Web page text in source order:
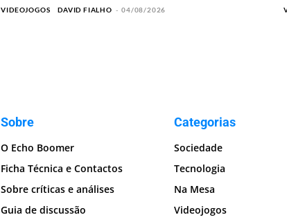
VIDEOJOGOS DAVID FIALHO - 04/08/2026
Sobre
O Echo Boomer
Ficha Técnica e Contactos
Sobre críticas e análises
Guia de discussão
Categorias
Sociedade
Tecnologia
Na Mesa
Videojogos